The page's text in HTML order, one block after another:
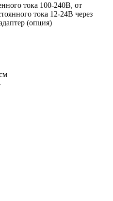
тока 100-240В, от
тока 12-24В через
(опция)